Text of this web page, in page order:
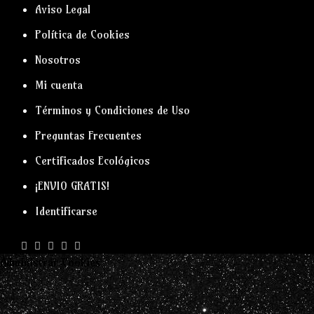
Aviso Legal
Política de Cookies
Nosotros
Mi cuenta
Términos y Condiciones de Uso
Preguntas Frecuentes
Certificados Ecológicos
¡ENVIO GRATIS!
Identificarse
Administrar Cookies